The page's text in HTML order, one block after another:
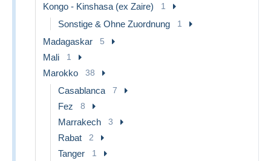
Kongo - Kinshasa (ex Zaire) 1
Sonstige & Ohne Zuordnung 1
Madagaskar 5
Mali 1
Marokko 38
Casablanca 7
Fez 8
Marrakech 3
Rabat 2
Tanger 1